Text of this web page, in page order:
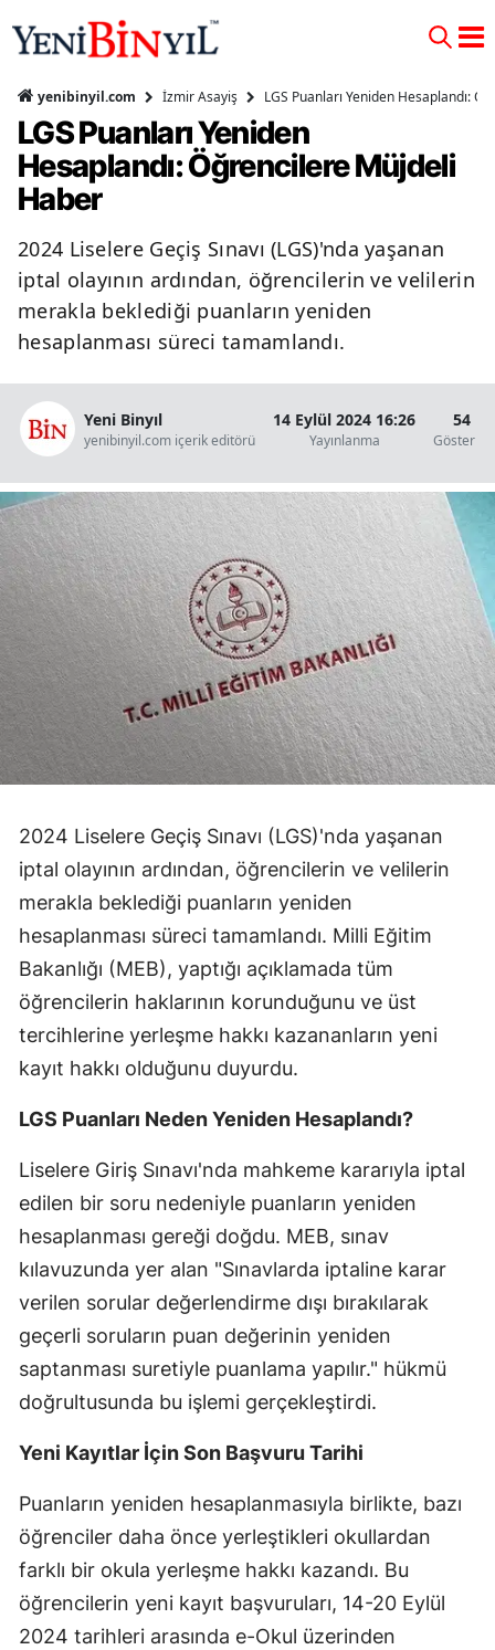
yenibinyil.com İzmir Asayiş LGS Puanları Yeniden Hesaplandı:
LGS Puanları Yeniden
Hesaplandı: Öğrencilere Müjdeli
Haber
2024 Liselere Geçiş Sınavı (LGS)'nda yaşanan
iptal olayının ardından, öğrencilerin ve velilerin
merakla beklediği puanların yeniden
hesaplanması süreci tamamlandı.
Yeni Binyıl
yenibinyil.com içerik editörü
14 Eylül 2024 16:26
Yayınlanma
54
Gösterim
2024 Liselere Geçiş Sınavı (LGS)'nda yaşanan
iptal olayının ardından, öğrencilerin ve velilerin
merakla beklediği puanların yeniden
hesaplanması süreci tamamlandı. Milli Eğitim
Bakanlığı (MEB), yaptığı açıklamada tüm
öğrencilerin haklarının korunduğunu ve üst
tercihlerine yerleşme hakkı kazananların yeni
kayıt hakkı olduğunu duyurdu.
LGS Puanları Neden Yeniden Hesaplandı?
Liselere Giriş Sınavı'nda mahkeme kararıyla iptal
edilen bir soru nedeniyle puanların yeniden
hesaplanması gereği doğdu. MEB, sınav
kılavuzunda yer alan "Sınavlarda iptaline karar
verilen sorular değerlendirme dışı bırakılarak
geçerli soruların puan değerinin yeniden
saptanması suretiyle puanlama yapılır." hükmü
doğrultusunda bu işlemi gerçekleştirdi.
Yeni Kayıtlar İçin Son Başvuru Tarihi
Puanların yeniden hesaplanmasıyla birlikte, bazı
öğrenciler daha önce yerleştikleri okullardan
farklı bir okula yerleşme hakkı kazandı. Bu
öğrencilerin yeni kayıt başvuruları, 14-20 Eylül
2024 tarihleri arasında e-Okul üzerinden